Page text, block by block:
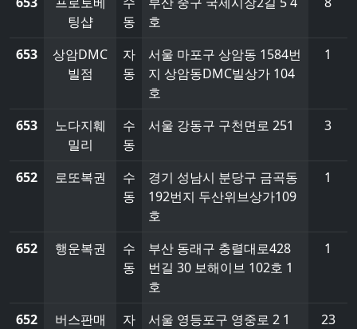
팅샵
동
호
653
상암DMC
빌점
자
동
서울 마포구 상암동 1584번
지 상암동DMC빌상가 104
호
1
653
노다지훼
밀리
수
동
서울 강동구 구천면로 251 3
652 로또복권
수
동
경기 성남시 분당구 금곡동
192번지 두산위브상가109
호
1
652 행운복권
수
동
부산 동래구 충렬대로428
번길 30 보해이브 102호 1
호
1
652
버스판매
자
서울 영등포구 영중로 2 1
23